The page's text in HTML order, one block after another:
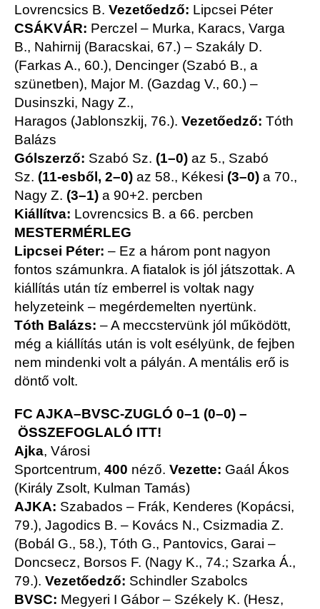
Lovrencsics B. Vezetőedző: Lipcsei Péter
CSÁKVÁR: Perczel – Murka, Karacs, Varga
B., Nahirnij (Baracskai, 67.) – Szakály D.
(Farkas A., 60.), Dencinger (Szabó B., a
szünetben), Major M. (Gazdag V., 60.) –
Dusinszki, Nagy Z.,
Haragos (Jablonszkij, 76.). Vezetőedző: Tóth
Balázs
Gólszerző: Szabó Sz. (1–0) az 5., Szabó
Sz. (11-esből, 2–0) az 58., Kékesi (3–0) a 70.,
Nagy Z. (3–1) a 90+2. percben
Kiállítva: Lovrencsics B. a 66. percben
MESTERMÉRLEG
Lipcsei Péter: – Ez a három pont nagyon
fontos számunkra. A fiatalok is jól játszottak. A
kiállítás után tíz emberrel is voltak nagy
helyzeteink – megérdemelten nyertünk.
Tóth Balázs: – A meccstervünk jól működött,
még a kiállítás után is volt esélyünk, de fejben
nem mindenki volt a pályán. A mentális erő is
döntő volt.
FC AJKA–BVSC-ZUGLÓ 0–1 (0–0) –
ÖSSZEFOGLALÓ ITT!
Ajka, Városi
Sportcentrum, 400 néző. Vezette: Gaál Ákos
(Király Zsolt, Kulman Tamás)
AJKA: Szabados – Frák, Kenderes (Kopácsi,
79.), Jagodics B. – Kovács N., Csizmadia Z.
(Bobál G., 58.), Tóth G., Pantovics, Garai –
Doncsecz, Borsos F. (Nagy K., 74.; Szarka Á.,
79.). Vezetőedző: Schindler Szabolcs
BVSC: Megyeri I Gábor – Székely K. (Hesz,